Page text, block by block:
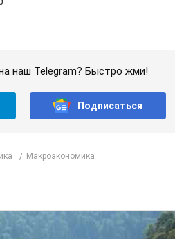
наш Telegram? Быстро жми!
Подписаться
Mакроэкономика